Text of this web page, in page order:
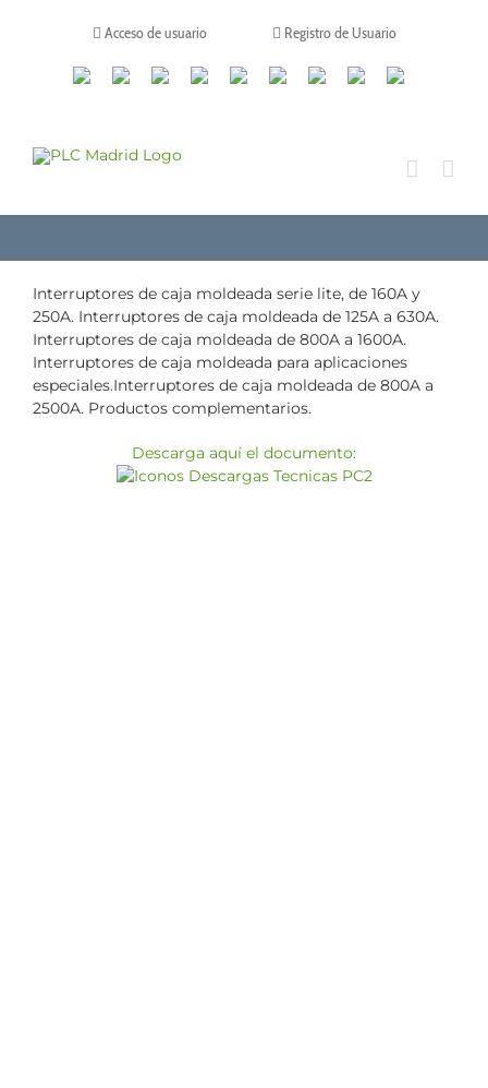
Acceso de usuario Registro de Usuario
CanalesLinkedinYoutubeTiktokFacebookInstagram
X TwitchContacto
Interruptores de caja moldeada serie lite, de 160A y
250A. Interruptores de caja moldeada de 125A a 630A.
Interruptores de caja moldeada de 800A a 1600A.
Interruptores de caja moldeada para aplicaciones
especiales.Interruptores de caja moldeada de 800A a
2500A. Productos complementarios.
Descarga aquí el documento: